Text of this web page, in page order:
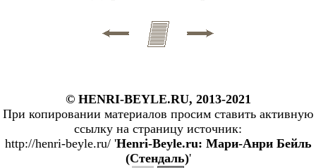
© HENRI-BEYLE.RU, 2013-2021
При копировании материалов просим ставить активную
ссылку на страницу источник:
http://henri-beyle.ru/ 'Henri-Beyle.ru: Мари-Анри Бейль
(Стендаль)'